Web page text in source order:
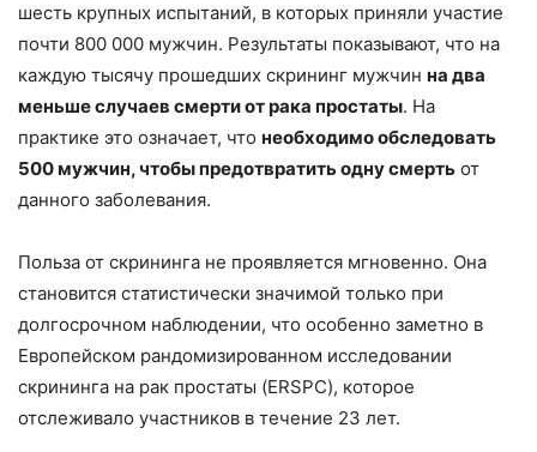
шесть крупных испытаний, в которых приняли участие
почти 800 000 мужчин. Результаты показывают, что на
каждую тысячу прошедших скрининг мужчин на два
меньше случаев смерти от рака простаты. На
практике это означает, что необходимо обследовать
500 мужчин, чтобы предотвратить одну смерть от
данного заболевания.
Польза от скрининга не проявляется мгновенно. Она
становится статистически значимой только при
долгосрочном наблюдении, что особенно заметно в
Европейском рандомизированном исследовании
скрининга на рак простаты (ERSPC), которое
отслеживало участников в течение 23 лет.